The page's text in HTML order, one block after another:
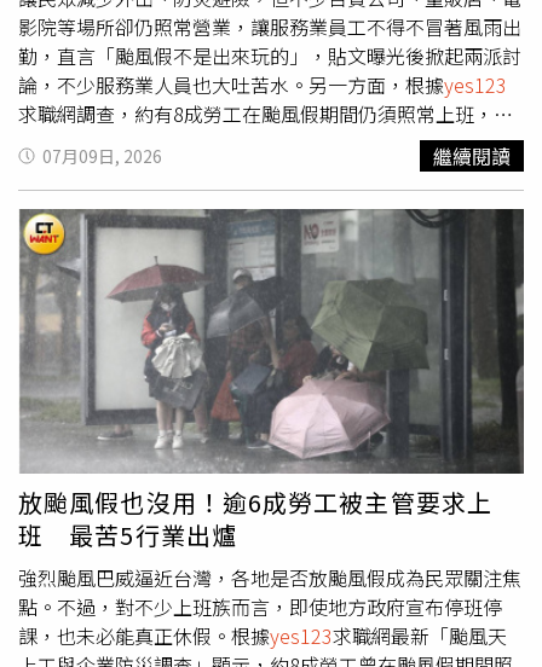
的新鮮人透露，會投遞「與學校主修無關」的職缺。整體來
看，新鮮人正面臨「高焦慮、低存款、長待業」的結構性壓
力，在通膨與就業市場競爭下，多數人被迫縮短求職理想與
現實的距離，甚至傾向「先求有再求好」。這不僅反映青年
就業安全感持續下滑，也凸顯初入職場階段的經濟支持與職
涯引導仍明顯不足。
影院等場所卻仍照常營業，讓服務業員工不得不冒著風雨出
勤，直言「颱風假不是出來玩的」，貼文曝光後掀起兩派討
論，不少服務業人員也大吐苦水。另一方面，根據yes123
求職網調查，約有8成勞工在颱風假期間仍須照常上班，其
中超過6成是因公司或主管要求出勤，也讓颱風假制度及勞
工權益再度受到關注。原PO在Threads發文表示，外界不斷
提醒這次颱風威力驚人，他也好奇究竟會有多少百貨公司仍
選擇開門營業。他認為，政府宣布停班停課的目的在於防
災、降低民眾外出風險，而不是鼓勵大家趁著放假逛街、看
電影，因此不解百貨業者為何能自行評估是否營業，甚至直
言：「如果宣布颱風假，百貨公司還能照開，那以後乾脆由
百貨公司宣布要不要放颱風假就好了。」貼文曝光後，立即
引起許多服務業從業人員共鳴，不少人表示，除了百貨公司
外，旅宿業、餐飲業、KTV、診所、休閒娛樂場所等，同樣
常在颱風假期間維持營業，員工仍得冒著風雨通勤上班。有
網友感嘆：「旅宿業也很辛苦，停班停課還是得上班」、
「餐飲、KTV、診所也都一樣」、「如果民眾都不去，百貨
還會營業嗎？每次颱風假百貨、量販店、電影院都擠滿人，
有生意可做，業者怎麼可能不開門」、「颱風假跑出去娛樂
的風氣真的不太對」、「百貨不該趁颱風天做生意，這樣根
本違背防災初衷。」不過，也有另一派網友認為，並非所有
行業都能因停班停課全面停擺，像是飯店必須照顧住宿旅
07月09日, 2026 繼續閱讀
放颱風假也沒用！逾6成勞工被主管要求上
班 最苦5行業出爐
強烈颱風巴威逼近台灣，各地是否放颱風假成為民眾關注焦
點。不過，對不少上班族而言，即使地方政府宣布停班停
課，也未必能真正休假。根據yes123求職網最新「颱風天